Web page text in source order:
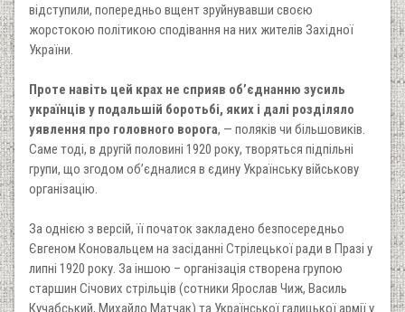
відступили, попередньо вщент зруйнувавши своєю
жорстокою політикою сподівання на них жителів Західної
України.
Проте навіть цей крах не сприяв об’єднанню зусиль
українців у подальшій боротьбі, яких і далі розділяло
уявлення про головного ворога, — поляків чи більшовиків.
Саме тоді, в другій половині 1920 року, творяться підпільні
групи, що згодом об’єдналися в єдину Українську військову
організацію.
За однією з версій, її початок закладено безпосередньо
Євгеном Коновальцем на засіданні Стрілецької ради в Празі у
липні 1920 року. За іншою – організація створена групою
старшин Січових стрільців (сотники Ярослав Чиж, Василь
Кучабський, Михайло Матчак) та Української галицької армії у